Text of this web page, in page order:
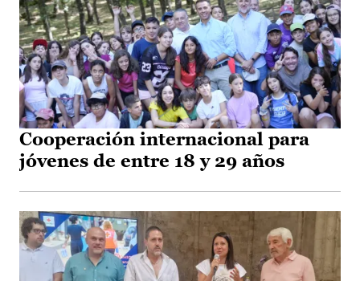
Cooperación internacional para
jóvenes de entre 18 y 29 años